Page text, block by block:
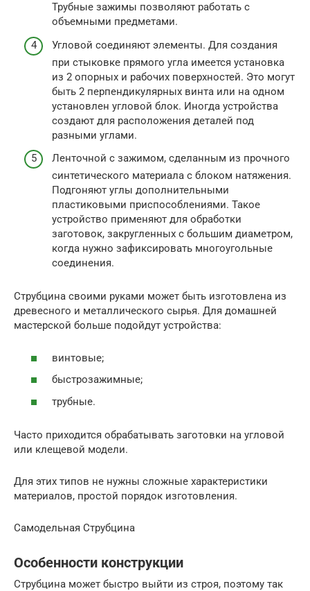
Трубные зажимы позволяют работать с
объемными предметами.
Угловой соединяют элементы. Для создания
при стыковке прямого угла имеется установка
из 2 опорных и рабочих поверхностей. Это могут
быть 2 перпендикулярных винта или на одном
установлен угловой блок. Иногда устройства
создают для расположения деталей под
разными углами.
Ленточной с зажимом, сделанным из прочного
синтетического материала с блоком натяжения.
Подгоняют углы дополнительными
пластиковыми приспособлениями. Такое
устройство применяют для обработки
заготовок, закругленных с большим диаметром,
когда нужно зафиксировать многоугольные
соединения.
Струбцина своими руками может быть изготовлена из
древесного и металлического сырья. Для домашней
мастерской больше подойдут устройства:
винтовые;
быстрозажимные;
трубные.
Часто приходится обрабатывать заготовки на угловой
или клещевой модели.
Для этих типов не нужны сложные характеристики
материалов, простой порядок изготовления.
Самодельная Струбцина
Особенности конструкции
Струбцина может быстро выйти из строя, поэтому так